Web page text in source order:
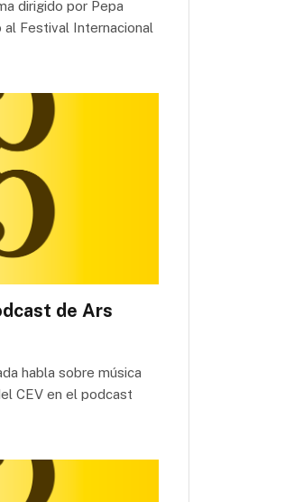
dirigido por Pepa
al Festival Internacional
de Ars
habla sobre música
CEV en el podcast